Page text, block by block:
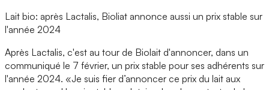
Lait bio: après Lactalis, Bioliat annonce aussi un prix stable sur
l'année 2024
Après Lactalis, c'est au tour de Biolait d'annoncer, dans un
communiqué le 7 février, un prix stable pour ses adhérents sur
l'année 2024. «Je suis fier d’annoncer ce prix du lait aux